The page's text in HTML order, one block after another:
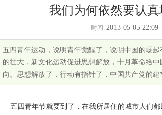
我们为何依然要认
时间: 2013-05-05 22:09
五四青年运动，说明青年觉醒了，说明中国的崛
的壮大，新文化运动促进思想解放，十月革命给
向。思想解放了，行动有指针了，中国共产党的建
五四青年节就要到了，在我所居住的城市人们都